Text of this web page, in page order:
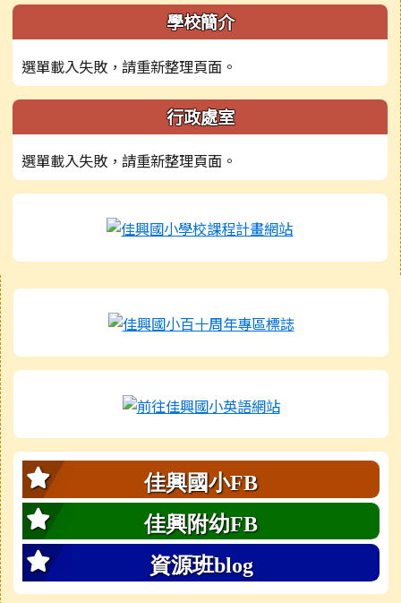
左邊區域內容 學校簡介
選單載入失敗，請重新整理頁面。
行政處室
選單載入失敗，請重新整理頁面。
右邊區域內容
內容摘要：此為佳
佳興國小FB
佳興附幼FB
資源班blog